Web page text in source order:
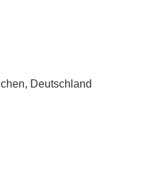
Deutschland